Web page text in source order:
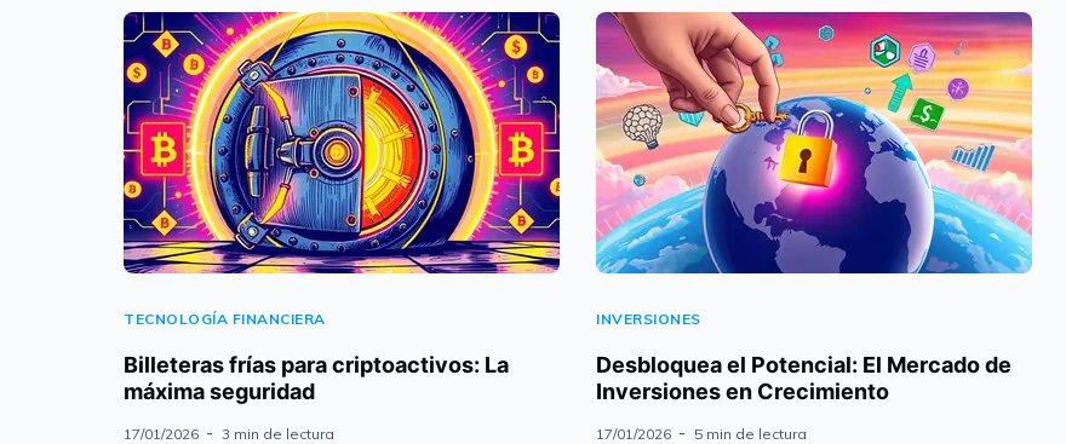
TECNOLOGÍA FINANCIERA
Billeteras frías para criptoactivos: La
máxima seguridad
17/01/2026 3 min de lectura
INVERSIONES
Desbloquea el Potencial: El Mercado de
Inversiones en Crecimiento
17/01/2026 5 min de lectura